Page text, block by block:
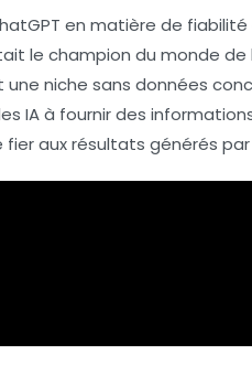
en matière de fiabilité
le champion du monde
une niche sans données
IAà fournir des
aux résultats générés